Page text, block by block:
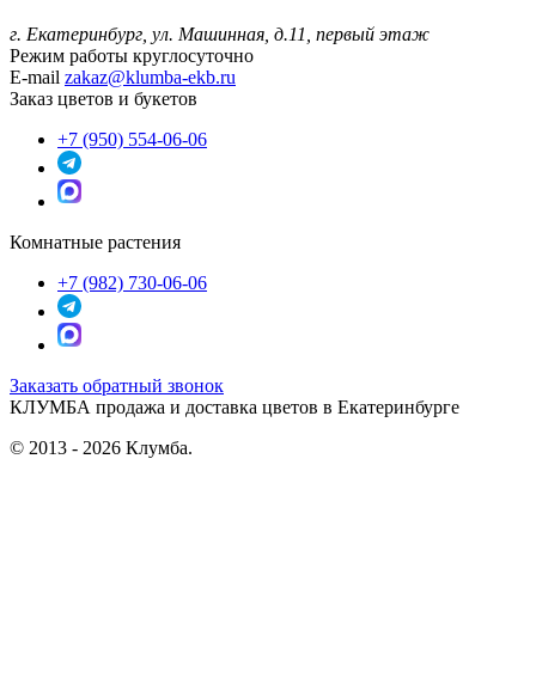
г. Екатеринбург, ул. Машинная, д.11, первый этаж
Режим работы круглосуточно
E-mail zakaz@klumba-ekb.ru
Заказ цветов и букетов
+7 (950) 554-06-06
Комнатные растения
+7 (982) 730-06-06
Заказать обратный звонок
КЛУМБА продажа и доставка цветов в Екатеринбурге
© 2013 - 2026 Клумба.